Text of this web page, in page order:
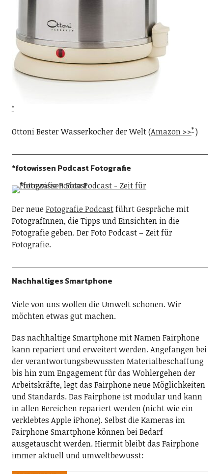
Ottoni Bester Wasserkocher der Welt (Amazon >> )
*fotowissen Podcast Fotografie
Der neueFotografie Podcastführt Gespräche mit
FotografInnen, die Tipps und Einsichten in die
Fotografie geben. Der Foto Podcast – Zeit für
Fotografie.
Nachhaltiges Smartphone
Viele von uns wollen die Umwelt schonen. Wir
möchten etwas gut machen.
Das nachhaltige Smartphone mit Namen Fairphone
kann repariert und erweitert werden. Angefangen bei
der verantwortungsbewussten Materialbeschaffung
bis hin zum Engagement für das Wohlergehen der
Arbeitskräfte, legt das Fairphone neue Möglichkeiten
und Standards. Das Fairphone ist modular und kann
in allen Bereichen repariert werden (nicht wie ein
verklebtes Apple iPhone). Selbst die Kameras im
Fairphone Smartphone können bei Bedarf
ausgetauscht werden. Hiermit bleibt das Fairphone
immer aktuell und umweltbewusst: